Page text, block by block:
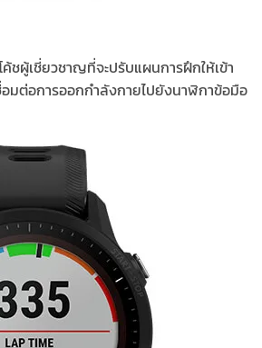
ชผู้เชี่ยวชาญที่จะปรับแผนการฝึกให้เข้า
มต่อการออกกำลังกายไปยังนาฬิกาข้อมือ